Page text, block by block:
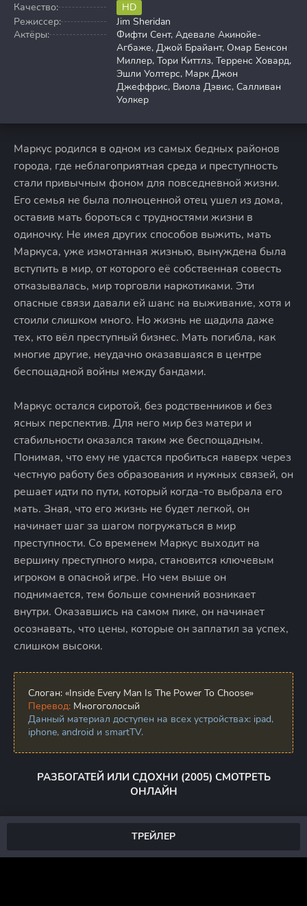
Качество:
HD
Режиссер:
Jim Sheridan
Актёры:
Фифти Сент, Адевале Акинойе-
Агбаже, Джой Брайант, Омар Бенсон
Миллер, Тори Киттлз, Терренс Ховард,
Эшли Уолтерс, Марк Джон
Джеффрис, Виола Дэвис, Салливан
Уолкер
Маркус родился в одном из самых бедных районов
города, где неблагоприятная среда и преступность
стали привычным фоном для повседневной жизни.
Его семья не была полноценной отец ушел из дома,
оставив мать бороться с трудностями жизни в
одиночку. Не имея других способов выжить, мать
Маркуса, уже измотанная жизнью, вынуждена была
вступить в мир, от которого её собственная совесть
отказывалась, мир торговли наркотиками. Эти
опасные связи давали ей шанс на выживание, хотя и
стоили слишком много. Но жизнь не щадила даже
тех, кто вёл преступный бизнес. Мать погибла, как
многие другие, неудачно оказавшаяся в центре
беспощадной войны между бандами.
Маркус остался сиротой, без родственников и без
ясных перспектив. Для него мир без матери и
стабильности оказался таким же беспощадным.
Понимая, что ему не удастся пробиться наверх через
честную работу без образования и нужных связей, он
решает идти по пути, который когда-то выбрала его
мать. Зная, что его жизнь не будет легкой, он
начинает шаг за шагом погружаться в мир
преступности. Со временем Маркус выходит на
вершину преступного мира, становится ключевым
игроком в опасной игре. Но чем выше он
поднимается, тем больше сомнений возникает
внутри. Оказавшись на самом пике, он начинает
осознавать, что цены, которые он заплатил за успех,
слишком высоки.
Слоган: «Inside Every Man Is The Power To Choose»
Перевод: Многоголосый
Данный материал доступен на всех устройствах: ipad,
iphone, android и smartTV.
РАЗБОГАТЕЙ ИЛИ СДОХНИ (2005) СМОТРЕТЬ
ОНЛАЙН
ТРЕЙЛЕР